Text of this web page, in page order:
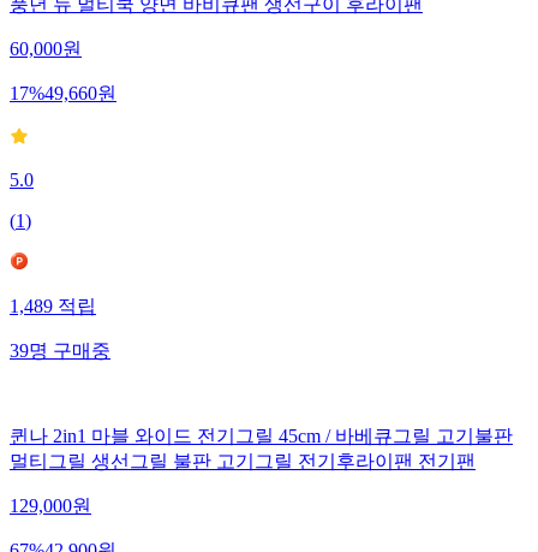
풍년 뉴 멀티쿡 양면 바비큐팬 생선구이 후라이팬
60,000원
17%49,660원
5.0
(1)
1,489적립
39명구매중
퀸나 2in1 마블 와이드 전기그릴 45cm / 바베큐그릴 고기불판
멀티그릴 생선그릴 불판 고기그릴 전기후라이팬 전기팬
129,000원